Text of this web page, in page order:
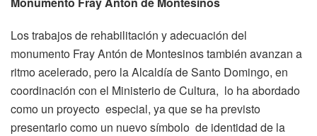
Los trabajos de rehabilitación y adecuación del
monumento Fray Antón de Montesinos también avanzan a
ritmo acelerado, pero la Alcaldía de Santo Domingo, en
coordinación con el Ministerio de Cultura, lo ha abordado
como un proyecto especial, ya que se ha previsto
presentarlo como un nuevo símbolo de identidad de la